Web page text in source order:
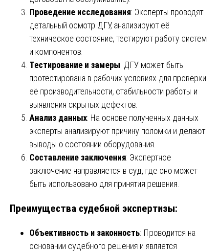
Проведение исследования: Эксперты проводят
детальный осмотр ДГУ, анализируют её
техническое состояние, тестируют работу систем
и компонентов.
Тестирование и замеры: ДГУ может быть
протестирована в рабочих условиях для проверки
её производительности, стабильности работы и
выявления скрытых дефектов.
Анализ данных: На основе полученных данных
эксперты анализируют причину поломки и делают
выводы о состоянии оборудования.
Составление заключения: Экспертное
заключение направляется в суд, где оно может
быть использовано для принятия решения.
Преимущества судебной экспертизы:
Объективность и законность: Проводится на
основании судебного решения и является